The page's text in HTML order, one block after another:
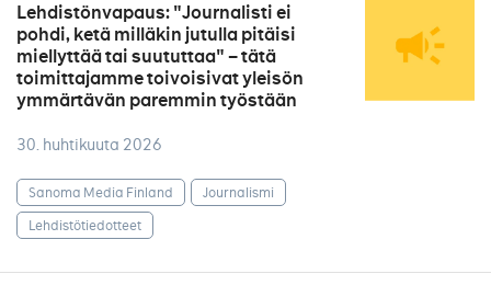
Lehdistönvapaus: "Journalisti ei
pohdi, ketä milläkin jutulla pitäisi
miellyttää tai suututtaa" – tätä
toimittajamme toivoisivat yleisön
ymmärtävän paremmin työstään
30. huhtikuuta 2026
Sanoma Media Finland
Journalismi
Lehdistötiedotteet